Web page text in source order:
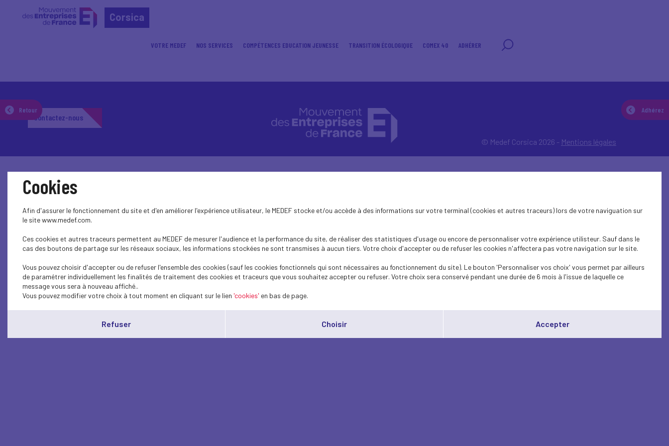
Corsica
VOTRE MEDEF NOS SERVICES COMPÉTENCES EDUCATION JEUNESSE TRANSITION ÉCOLOGIQUE COMEX 40 ADHÉRER
Retour Adhérez
Contactez-nous
© Medef Corsica 2026 - Mentions légales
Cookies
Afin d'assurer le fonctionnement du site et d'en améliorer l'expérience utilisateur, le MEDEF stocke et/ou accède à des informations sur votre terminal (cookies et autres traceurs) lors de votre naviguation sur
le site www.medef.com.
Ces cookies et autres traceurs permettent au MEDEF de mesurer l'audience et la performance du site, de réaliser des statistiques d'usage ou encore de personnaliser votre expérience utilisteur. Sauf dans le
cas des boutons de partage sur les réseaux sociaux, les informations stockées ne sont transmises à aucun tiers. Votre choix d'accepter ou de refuser les cookies n'affectera pas votre navigation sur le site.
Vous pouvez choisir d'accepter ou de refuser l'ensemble des cookies (sauf les cookies fonctionnels qui sont nécessaires au fonctionnement du site). Le bouton 'Personnaliser vos choix' vous permet par ailleurs
de paramétrer individuellement les finalités de traitement des cookies et traceurs que vous souhaitez accepter ou refuser. Votre choix sera conservé pendant une durée de 6 mois à l'issue de laquelle ce
message vous sera à nouveau affiché..
Vous pouvez modifier votre choix à tout moment en cliquant sur le lien 'cookies' en bas de page.
Refuser Choisir Accepter